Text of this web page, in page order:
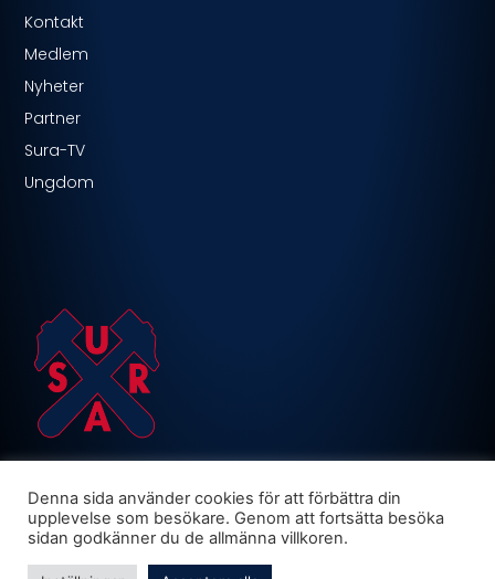
Kontakt
Medlem
Nyheter
Partner
Sura-TV
Ungdom
Denna sida använder cookies för att förbättra din
upplevelse som besökare. Genom att fortsätta besöka
sidan godkänner du de allmänna villkoren.